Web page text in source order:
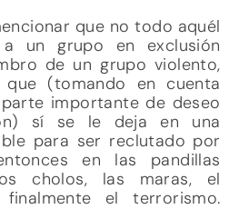
que no todo aquél
un grupo en exclusión
de un grupo violento,
(tomando en cuenta
importante de deseo
sí se le deja en una
para ser reclutado por
en las pandillas
cholos, las maras, el
el terrorismo.